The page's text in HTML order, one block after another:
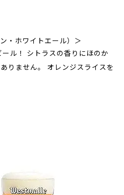
・ホワイトエール）＞
ル！ シトラスの香りにほのか
りません。 オレンジスライスを